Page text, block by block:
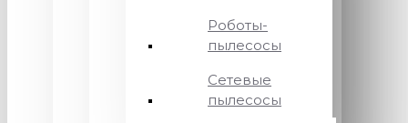
Роботы-
пылесосы
Сетевые
пылесосы